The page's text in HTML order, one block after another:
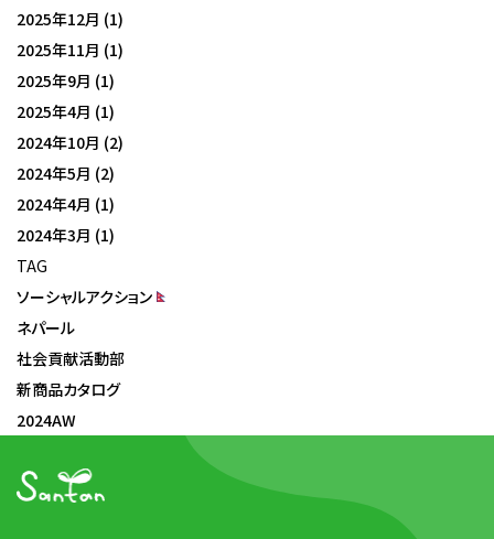
2025年12月 (1)
2025年11月 (1)
2025年9月 (1)
2025年4月 (1)
2024年10月 (2)
2024年5月 (2)
2024年4月 (1)
2024年3月 (1)
TAG
ソーシャルアクション
ネパール
社会貢献活動部
新商品カタログ
2024AW